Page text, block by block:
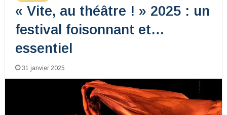
« Vite, au théâtre ! » 2025 : un
festival foisonnant et…
essentiel
31 janvier 2025